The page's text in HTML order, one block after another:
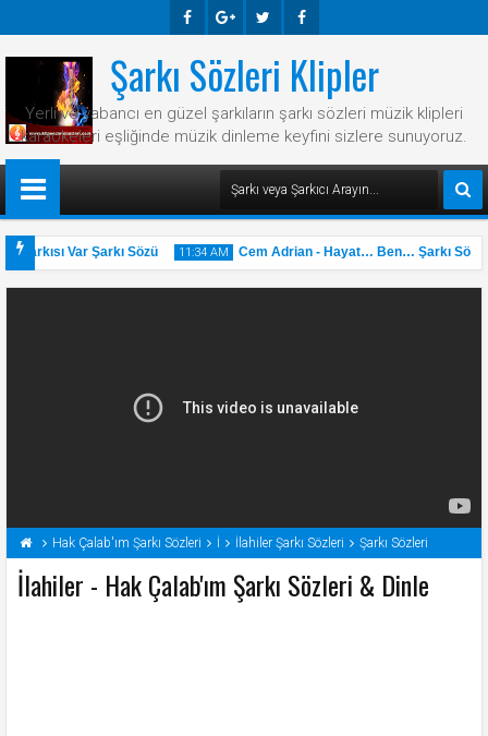
Ook E-
Plus
R Ook
Şarkı Sözleri Klipler
Yerli ve yabancı en güzel şarkıların şarkı sözleri müzik klipleri
karaokeleri eşliğinde müzik dinleme keyfini sizlere sunuyoruz.
Var Şarkı Sözü 11:34 AM
31 May
2025
Cem Adrian - Hayat… Ben… Şarkı Sözü
Hak Çalab'ım Şarkı Sözleri İ İlahiler Şarkı Sözleri Şarkı Sözleri
İlahiler - Hak Çalab'ım Şarkı Sözleri & Dinle